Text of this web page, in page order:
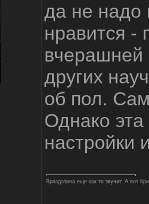
да не надо
нравится -
вчерашней
других
об пол.
Однако
настройки
Враздатина еще как то звучит. А вот